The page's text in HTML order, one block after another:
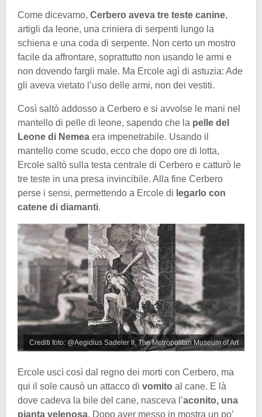
Come dicevamo, Cerbero aveva tre teste canine,
artigli da leone, una criniera di serpenti lungo la
schiena e una coda di serpente. Non certo un mostro
facile da affrontare, soprattutto non usando le armi e
non dovendo fargli male. Ma Ercole agì di astuzia: Ade
gli aveva vietato l’uso delle armi, non dei vestiti.
Così saltò addosso a Cerbero e si avvolse le mani nel
mantello di pelle di leone, sapendo che la pelle del
Leone di Nemea era impenetrabile. Usando il
mantello come scudo, ecco che dopo ore di lotta,
Ercole saltò sulla testa centrale di Cerbero e catturò le
tre teste in una presa invincibile. Alla fine Cerbero
perse i sensi, permettendo a Ercole di legarlo con
catene di diamanti.
Crediti foto: @Aegidius Sadeler II, The Metropolitan Museum of Art
Ercole uscì così dal regno dei morti con Cerbero, ma
qui il sole causò un attacco di vomito al cane. E là
dove cadeva la bile del cane, nasceva l’aconito, una
pianta velenosa. Dopo aver messo in mostra un po’